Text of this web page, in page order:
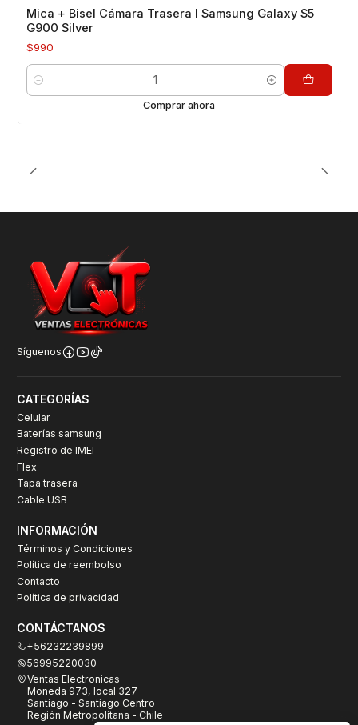
Mica + Bisel Cámara Trasera I Samsung Galaxy S5
G900 Silver
$990
Cantidad
Comprar ahora
Síguenos
CATEGORÍAS
Celular
Baterías samsung
Registro de IMEI
Flex
Tapa trasera
Cable USB
INFORMACIÓN
Términos y Condiciones
Política de reembolso
Contacto
Política de privacidad
CONTÁCTANOS
+56232239899
56995220030
Ventas Electronicas
Moneda 973, local 327
Santiago - Santiago Centro
Región Metropolitana - Chile